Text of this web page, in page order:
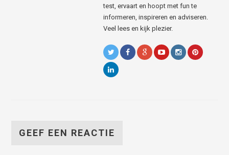
test, ervaart en hoopt met fun te
informeren, inspireren en adviseren.
Veel lees en kijk plezier.
GEEF EEN REACTIE